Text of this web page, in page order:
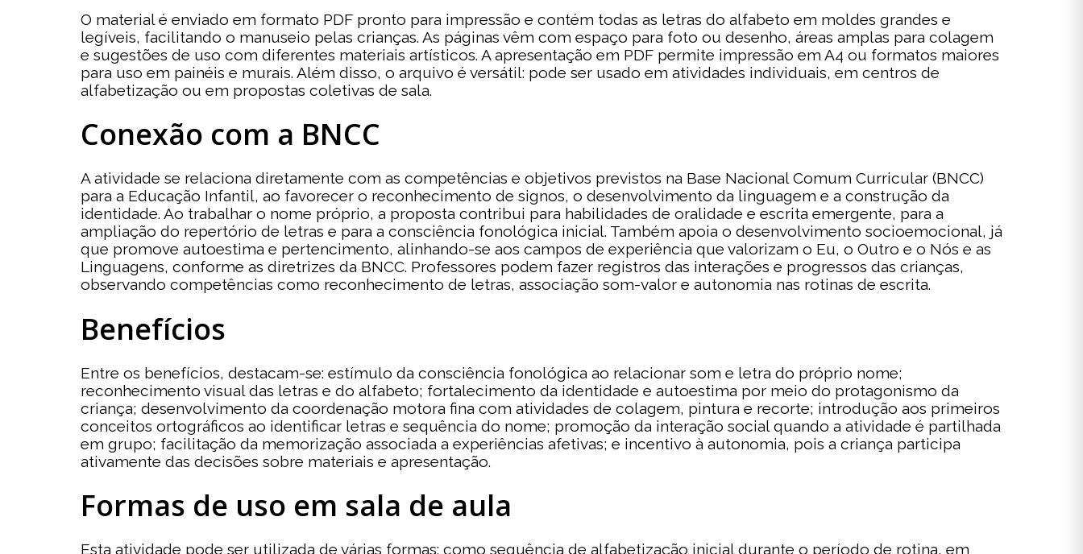
O material é enviado em formato PDF pronto para impressão e contém todas as letras do alfabeto em moldes grandes e
legíveis, facilitando o manuseio pelas crianças. As páginas vêm com espaço para foto ou desenho, áreas amplas para colagem
e sugestões de uso com diferentes materiais artísticos. A apresentação em PDF permite impressão em A4 ou formatos maiores
para uso em painéis e murais. Além disso, o arquivo é versátil: pode ser usado em atividades individuais, em centros de
alfabetização ou em propostas coletivas de sala.
Conexão com a BNCC
A atividade se relaciona diretamente com as competências e objetivos previstos na Base Nacional Comum Curricular (BNCC)
para a Educação Infantil, ao favorecer o reconhecimento de signos, o desenvolvimento da linguagem e a construção da
identidade. Ao trabalhar o nome próprio, a proposta contribui para habilidades de oralidade e escrita emergente, para a
ampliação do repertório de letras e para a consciência fonológica inicial. Também apoia o desenvolvimento socioemocional, já
que promove autoestima e pertencimento, alinhando-se aos campos de experiência que valorizam o Eu, o Outro e o Nós e as
Linguagens, conforme as diretrizes da BNCC. Professores podem fazer registros das interações e progressos das crianças,
observando competências como reconhecimento de letras, associação som-valor e autonomia nas rotinas de escrita.
Benefícios
Entre os benefícios, destacam-se: estímulo da consciência fonológica ao relacionar som e letra do próprio nome;
reconhecimento visual das letras e do alfabeto; fortalecimento da identidade e autoestima por meio do protagonismo da
criança; desenvolvimento da coordenação motora fina com atividades de colagem, pintura e recorte; introdução aos primeiros
conceitos ortográficos ao identificar letras e sequência do nome; promoção da interação social quando a atividade é partilhada
em grupo; facilitação da memorização associada a experiências afetivas; e incentivo à autonomia, pois a criança participa
ativamente das decisões sobre materiais e apresentação.
Formas de uso em sala de aula
Esta atividade pode ser utilizada de várias formas: como sequência de alfabetização inicial durante o período de rotina, em